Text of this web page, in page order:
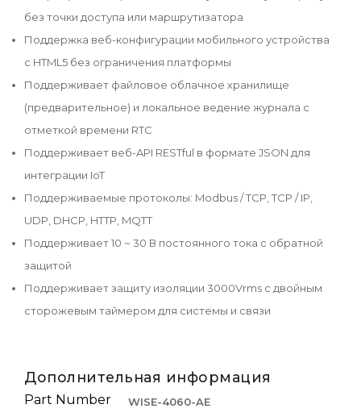
без точки доступа или маршрутизатора
Поддержка веб-конфигурации мобильного устройства
с HTML5 без ограничения платформы
Поддерживает файловое облачное хранилище
(предварительное) и локальное ведение журнала с
отметкой времени RTC
Поддерживает веб-API RESTful в формате JSON для
интеграции IoT
Поддерживаемые протоколы: Modbus / TCP, TCP / IP,
UDP, DHCP, HTTP, MQTT
Поддерживает 10 ~ 30 В постоянного тока с обратной
защитой
Поддерживает защиту изоляции 3000Vrms с двойным
сторожевым таймером для системы и связи
Дополнительная информация
Part Number
WISE-4060-AE